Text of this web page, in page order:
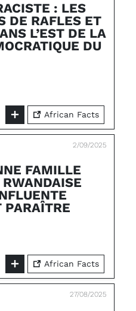
: LES
DE RAFLES ET
L’EST DE LA
DU
African Facts
2/09/2025
FAMILLE
PARAÎTRE
African Facts
27/08/2025